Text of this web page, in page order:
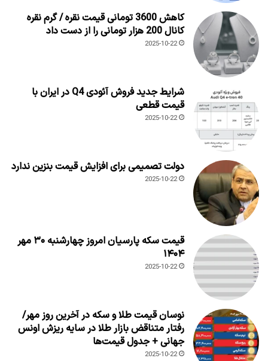
کاهش 3600 تومانی قیمت نقره / گرم نقره
کانال 200 هزار تومانی را از دست داد
2025-10-22
شرایط جدید فروش آئودی Q4 در ایران با
قیمت قطعی
2025-10-22
دولت تصمیمی برای افزایش قیمت بنزین ندارد
2025-10-22
قیمت سکه پارسیان امروز چهارشنبه ۳۰ مهر
۱۴۰۴
2025-10-22
نوسان قیمت طلا و سکه در آخرین روز مهر/
رفتار متناقض بازار طلا در سایه ریزش اونس
جهانی + جدول قیمت‌ها
2025-10-22